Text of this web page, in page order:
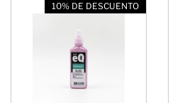
10% DE DESCUENTO